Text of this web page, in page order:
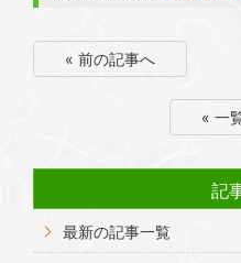
« 前の記事へ
« 一
記
最新の記事一覧